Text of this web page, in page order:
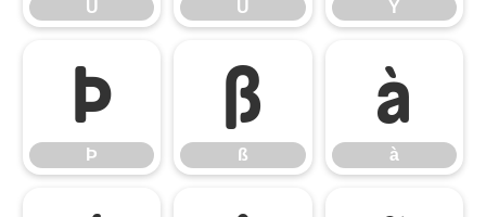
Û Ü Ý
Þ
Þ
ß
ß
à
à